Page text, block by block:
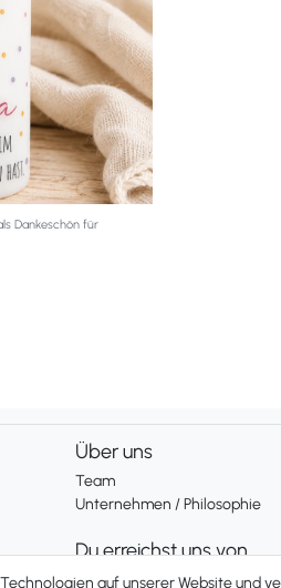
Dankeschön für
Über uns
Team
Unternehmen / Philosophie
Du erreichst uns von
Montag bis Freitag 9 bis 16 Uhr
auf unserer Website und